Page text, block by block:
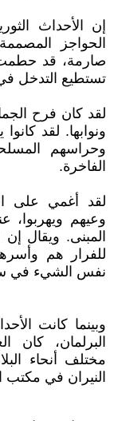
إن الأحداث
الحواجز
صارمة، قد حطمت
تستطيع التدخل
لقد كان فرح
ونوابها. لقد
وحراسهم
الفاخرة.
لقد أغمي على
وعيهم ويهربوا،
المبنى. ويقال
للفرار هم
نفس الشيء في
وبينما كانت
البرلمان،
مختلف أنحاء
النيران في